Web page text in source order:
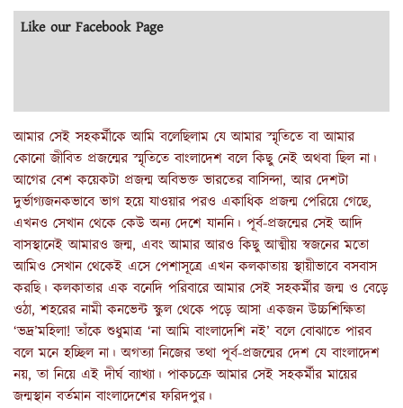
Like our Facebook Page
আমার সেই সহকর্মীকে আমি বলেছিলাম যে আমার স্মৃতিতে বা আমার
কোনো জীবিত প্রজন্মের স্মৃতিতে বাংলাদেশ বলে কিছু নেই অথবা ছিল না।
আগের বেশ কয়েকটা প্রজন্ম অবিভক্ত ভারতের বাসিন্দা, আর দেশটা
দুর্ভাগ্যজনকভাবে ভাগ হয়ে যাওয়ার পরও একাধিক প্রজন্ম পেরিয়ে গেছে,
এখনও সেখান থেকে কেউ অন্য দেশে যাননি। পূর্ব-প্রজন্মের সেই আদি
বাসস্থানেই আমারও জন্ম, এবং আমার আরও কিছু আত্মীয় স্বজনের মতো
আমিও সেখান থেকেই এসে পেশাসূত্রে এখন কলকাতায় স্থায়ীভাবে বসবাস
করছি। কলকাতার এক বনেদি পরিবারে আমার সেই সহকর্মীর জন্ম ও বেড়ে
ওঠা, শহরের নামী কনভেন্ট স্কুল থেকে পড়ে আসা একজন উচ্চশিক্ষিতা
‘ভদ্র’মহিলা! তাঁকে শুধুমাত্র ‘না আমি বাংলাদেশি নই’ বলে বোঝাতে পারব
বলে মনে হচ্ছিল না। অগত্যা নিজের তথা পূর্ব-প্রজন্মের দেশ যে বাংলাদেশ
নয়, তা নিয়ে এই দীর্ঘ ব্যাখ্যা। পাকচক্রে আমার সেই সহকর্মীর মায়ের
জন্মস্থান বর্তমান বাংলাদেশের ফরিদপুর।